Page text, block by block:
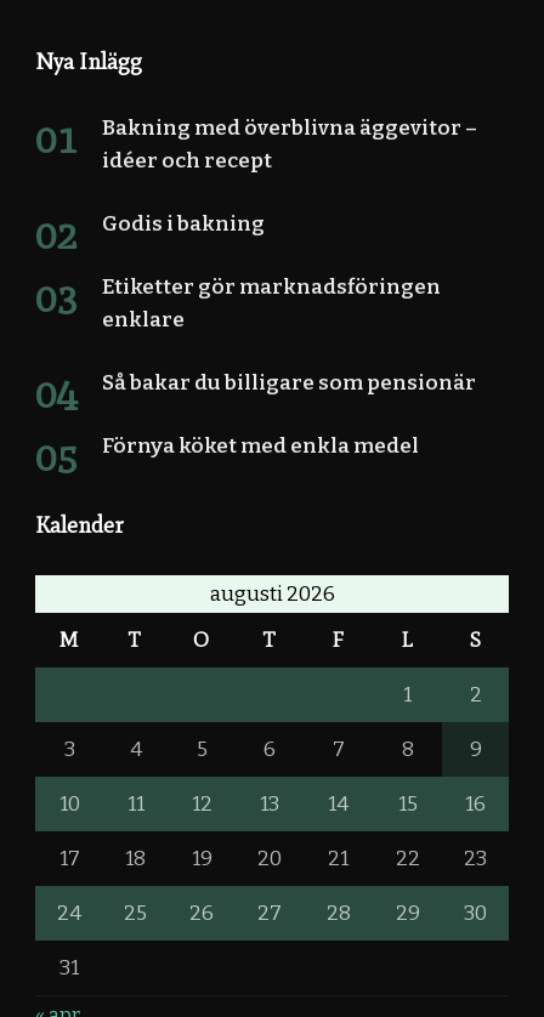
Nya Inlägg
Bakning med överblivna äggevitor –
idéer och recept
Godis i bakning
Etiketter gör marknadsföringen
enklare
Så bakar du billigare som pensionär
Förnya köket med enkla medel
Kalender
augusti 2026
M T O T F L S
1 2
3 4 5 6 7 8 9
10 11 12 13 14 15 16
17 18 19 20 21 22 23
24 25 26 27 28 29 30
31